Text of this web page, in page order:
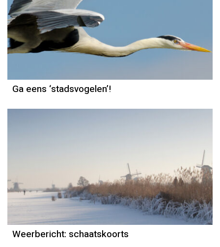
Column
Nico de Haan
Ga eens ‘stadsvogelen’!
Reinier van den Berg
Weerbericht: schaatskoorts